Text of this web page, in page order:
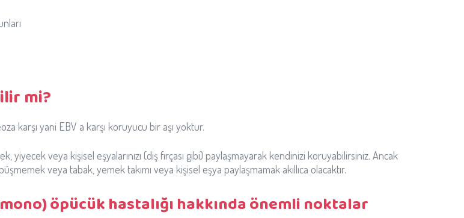
mi?
karşı yani EBV a karşı koruyucu bir aşı yoktur.
veya kişisel eşyalarınızı (diş fırçası gibi) paylaşmayarak kendinizi koruyabilirsiniz. Ancak
veya tabak, yemek takımı veya kişisel eşya paylaşmamak akıllıca olacaktır.
öpücük hastalığı hakkında önemli noktalar